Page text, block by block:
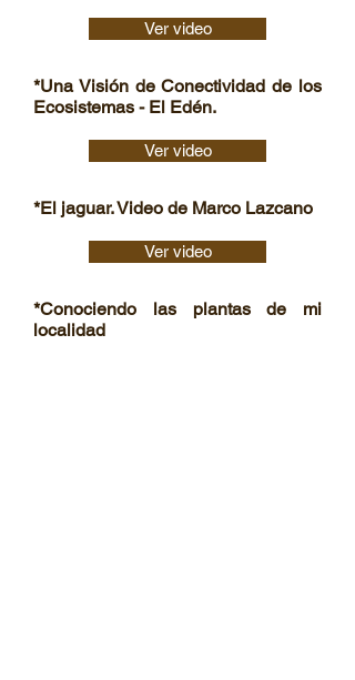
Ver video
*Una Visión de Conectividad de los
Ecosistemas - El Edén.
Ver video
*El jaguar. Video de Marco Lazcano
Ver video
*Conociendo las plantas de mi
localidad